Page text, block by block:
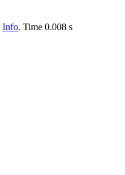
Info. Time 0.008 s